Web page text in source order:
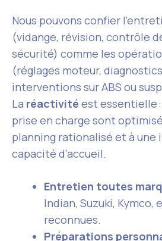
Nous pouvons confier
(vidange, révision, contrôle
sécurité) comme les
(réglages moteur,
interventions sur ABS ou
La réactivité est essentielle
prise en charge sont
planning rationalisé et à une
capacité d’accueil.
Entretien toutes
Indian, Suzuki, Kymco,
reconnues.
Préparations